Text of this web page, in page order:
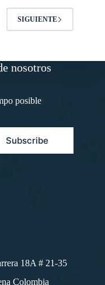
SIGUIENTE
nosotros
posible
Subscribe
18A # 21-35
Colombia